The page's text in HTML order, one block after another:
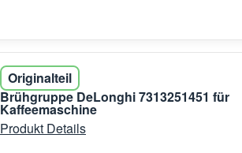
Originalteil
Brühgruppe DeLonghi 7313251451 für
Kaffeemaschine
Produkt Details